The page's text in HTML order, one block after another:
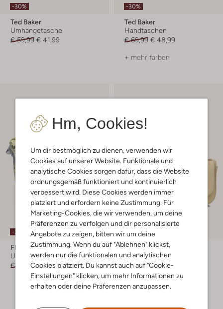
Hm, Cookies!
Um dir bestmöglich zu dienen, verwenden wir
Cookies auf unserer Website. Funktionale und
analytische Cookies sorgen dafür, dass die Website
ordnungsgemäß funktioniert und kontinuierlich
verbessert wird. Diese Cookies werden immer
platziert und erfordern keine Zustimmung. Für
Marketing-Cookies, die wir verwenden, um deine
Präferenzen zu verfolgen und dir personalisierte
Angebote zu zeigen, bitten wir um deine
Zustimmung. Wenn du auf "Ablehnen" klickst,
werden nur die funktionalen und analytischen
Cookies platziert. Du kannst auch auf "Cookie-
Einstellungen" klicken, um mehr Informationen zu
erhalten oder deine Präferenzen anzupassen.
-30%
Ted Baker
Umhängetasche
€ 59,99 € 41,99
-30%
Ted Baker
Handtaschen
€ 69,99 € 48,99
+ mehr farben
-30%
Floris Van Bommel
Umhängetasche
€ 219,99 € 153,99
-30%
Unisa
Umhängetasche
€ 104,99 € 72,99